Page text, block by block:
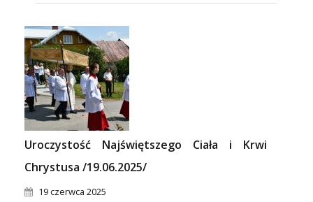
Uroczystość Najświętszego Ciała i Krwi
Chrystusa /19.06.2025/
19 czerwca 2025